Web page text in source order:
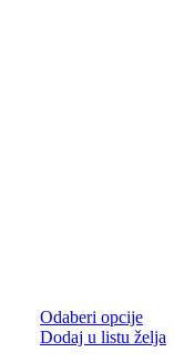
Odaberi opcije
Dodaj u listu želja